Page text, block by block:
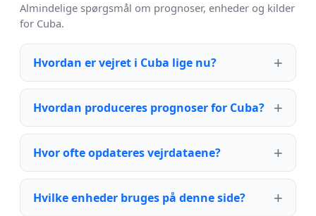
Almindelige spørgsmål om prognoser, enheder og kilder
for Cuba.
Hvordan er vejret i Cuba lige nu?
Hvordan produceres prognoser for Cuba?
Hvor ofte opdateres vejrdataene?
Hvilke enheder bruges på denne side?